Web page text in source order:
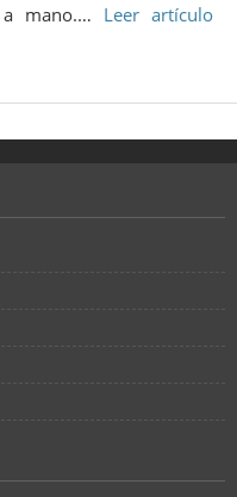
mano.… Leer artículo